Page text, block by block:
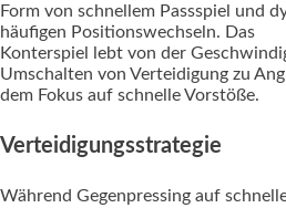
Form von schnellem Passspiel und
häufigen Positionswechseln. Das
Konterspiel lebt von der
Umschalten von Verteidigung zu
dem Fokus auf schnelle Vorstöße.
Verteidigungsstrategie
Während Gegenpressing auf